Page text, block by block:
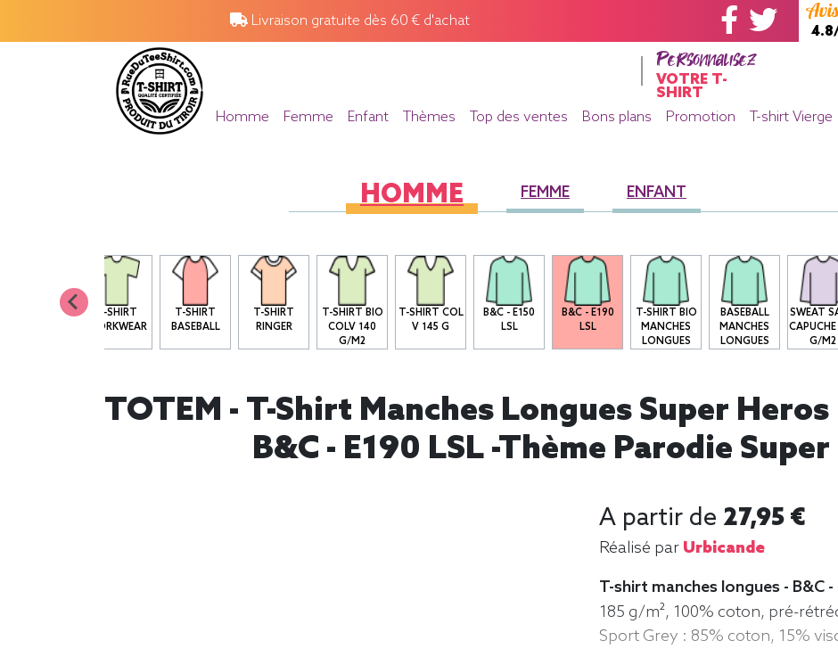
Livraison gratuite dès 60 € d'achat
Personnalisez
VOTRE T-
SHIRT
Homme Femme Enfant Thèmes Top des ventes Bons plans Promotion T-shirt Vierge
HOMME FEMME ENFANT
T SHIRT BIO
T-SHIRT
WORKWEAR
T-SHIRT
BASEBALL
T-SHIRT
RINGER
T-SHIRT BIO
COLV 140
G/M2
T-SHIRT COL
V 145 G
B&C - E150
LSL
B&C - E190
LSL
T-SHIRT BIO
MANCHES
LONGUES
BASEBALL
MANCHES
LONGUES
SWEAT
G/M2
TOTEM - T-Shirt Manches Longues Super
B&C - E190 LSL -thème Parodie
A partir de 27,95 €
Réalisé par Urbicande
T-shirt manches longues - B&C -
185 g/m², 100% coton, pré-
Sport Grey : 85% coton, 15%